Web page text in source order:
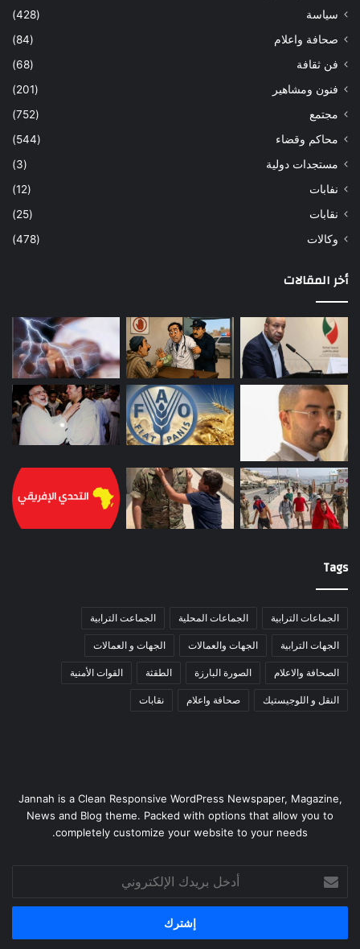
سياسة
(428)
صحافة واعلام
(84)
فن ثقافة
(68)
فنون ومشاهير
(201)
مجتمع
(752)
محاكم وقضاء
(544)
مستجدات دولية
(3)
نفابات
(12)
نقابات
(25)
وكالات
(478)
أخر المقالات
Tags
الجماعات الترابية الجماعات المحلية الجماعت الترابية
الجهات الترابية الجهات والعمالات الجهات و العمالات
الصحافة والاعلام الصورة البارزة الطقثة القوات الأمنية
النقل و اللوجيستيك صحافة واعلام نقابات
Jannah is a Clean Responsive WordPress Newspaper, Magazine,
News and Blog theme. Packed with options that allow you to
completely customize your website to your needs.
بريدك
الإلكتروني